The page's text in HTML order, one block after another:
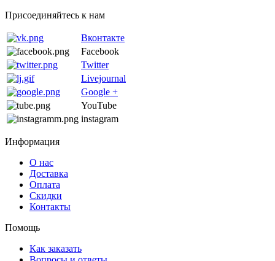
Присоединяйтесь к нам
Вконтакте
Facebook
Twitter
Livejournal
Google +
YouTube
instagram
Информация
О нас
Доставка
Оплата
Скидки
Контакты
Помощь
Как заказать